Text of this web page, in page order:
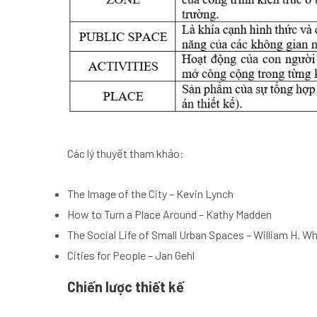
Các lý thuyết tham khảo:
The Image of the City – Kevin Lynch
How to Turn a Place Around – Kathy Madden
The Social Life of Small Urban Spaces – William H.
Cities for People – Jan Gehl
Chiến lược thiết kế